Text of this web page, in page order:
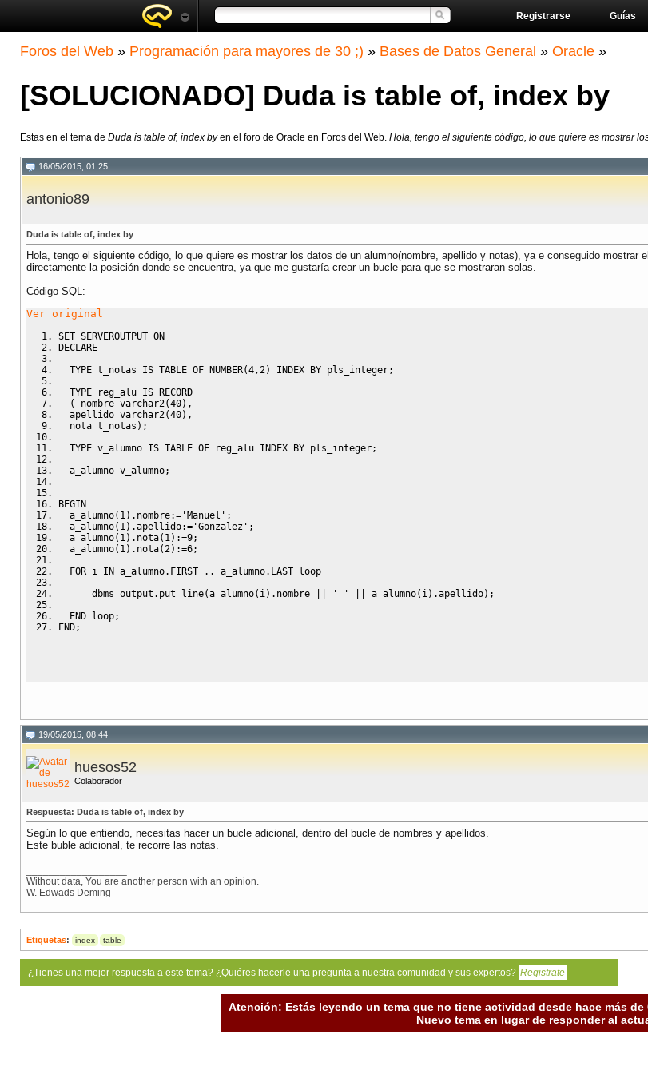
Guías
Registrarse
Foros del Web » Programación para mayores de 30 ;) » Bases de Datos General » Oracle »
[SOLUCIONADO] Duda is table of, index by
Estas en el tema de Duda is table of, index byen el foro de Oracle en Foros del Web. Hola, tengo el siguiente código, lo que quiere es mostrar
16/05/2015, 01:25
antonio89
Duda is table of, index by
Hola, tengo el siguiente código, lo que quiere es mostrar los datos de un alumno(nombre, apellido y notas), ya e conseguido
directamente la posición donde se encuentra, ya que me gustaría crear un bucle para que se mostraran solas.
Código SQL:
Ver original
SET SERVEROUTPUT ON
DECLARE
TYPE t_notas IS TABLE OF NUMBER(4 , 2) INDEX BY pls_integer;
TYPE reg_alu IS RECORD
(
nombre varchar2(40) ,
apellido varchar2(40) ,
nota t_notas ) ;
TYPE v_alumno IS TABLE OF reg_alu INDEX BY pls_integer;
a_alumno v_alumno;
BEGIN
a_alumno( 1 ) . nombre:= 'Manuel' ;
a_alumno( 1 ) .apellido:= 'Gonzalez' ;
a_alumno( 1 ) . nota( 1 ) :=9;
a_alumno( 1 ) . nota( 2) :=6;
FOR i IN a_alumno. FIRST .. a_alumno. LAST loop
dbms_output . put_line(a_alumno( i ) . nombre ' ' a_alumno( i ) .apellido) ;
END loop;
END;
19/05/2015, 08:44
huesos52
Colaborador
Respuesta: Duda is table of, index by
Según lo que entiendo, necesitas hacer un bucle adicional, dentro del bucle de nombres y apellidos.
Este buble adicional, te recorre las notas.
Without data, You are another person with an opinion.
W. Edwads Deming
Etiquetas: index table
¿Tienes una mejor respuesta a este tema? ¿Quiéres hacerle una pregunta a nuestra comunidad y sus expertos? Registrate
Atención: Estás leyendo un tema que no tiene actividad desde hace más de
Nuevo tema en lugar de responder al